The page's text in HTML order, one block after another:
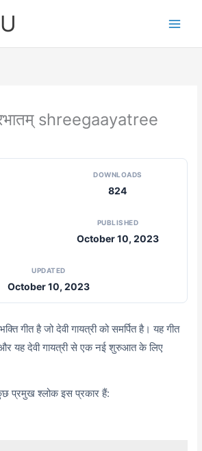
shreegaayatree
DOWNLOADS
824
PUBLISHED
October 10, 2023
UPDATED
October 10, 2023
गीत है जो देवी गायत्री को समर्पित है। यह गीत
यह देवी गायत्री से एक नई शुरुआत के लिए
प्रमुख श्लोक इस प्रकार हैं: